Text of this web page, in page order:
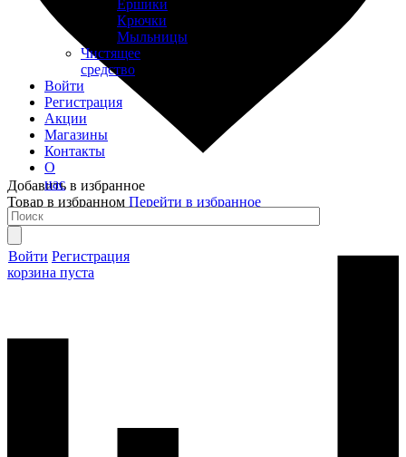
Ершики
Крючки
Мыльницы
Чистящее
средство
Войти
Регистрация
Акции
Магазины
Контакты
О
нас
Войти Регистрация
корзина пуста
Добавить в избранное
Товар в избранном Перейти в избранное